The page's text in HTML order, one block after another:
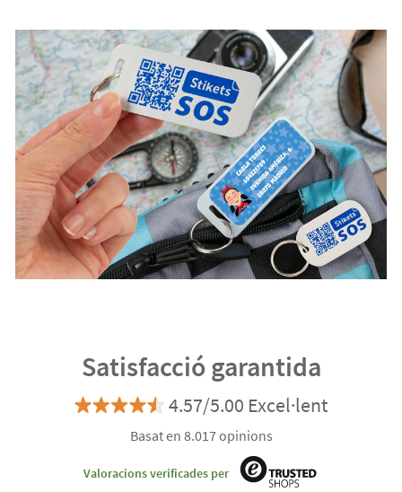
Satisfacció garantida
4.57/5.00 Excel·lent
Basat en 8.017 opinions
Valoracions verificades per